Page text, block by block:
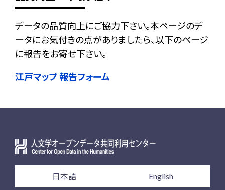
データの品質向上にご協力下さい。本ページのデ
ータにお気付きの点がありましたら、以下のページ
に報告をお寄せ下さい。
江戸マップ 報告フォーム
日本語 English